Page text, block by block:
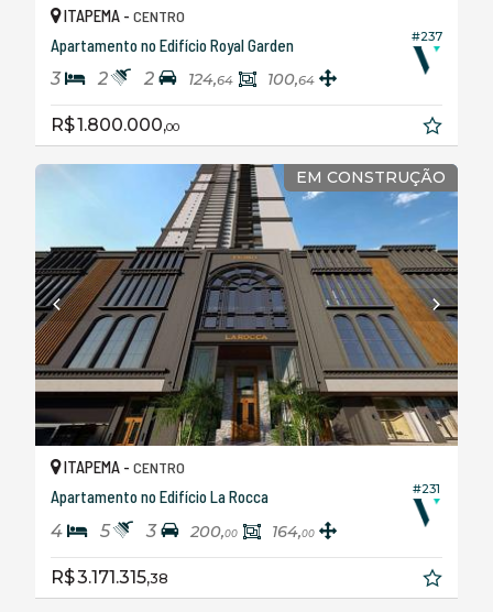
#237
ITAPEMA - CENTRO
Apartamento no Edifício Royal Garden
3 2 2 124,64 100,64
R$ 1.800.000,00
EM CONSTRUÇÃO
#231
ITAPEMA - CENTRO
Apartamento no Edifício La Rocca
4 5 3 200,00 164,00
R$ 3.171.315,38